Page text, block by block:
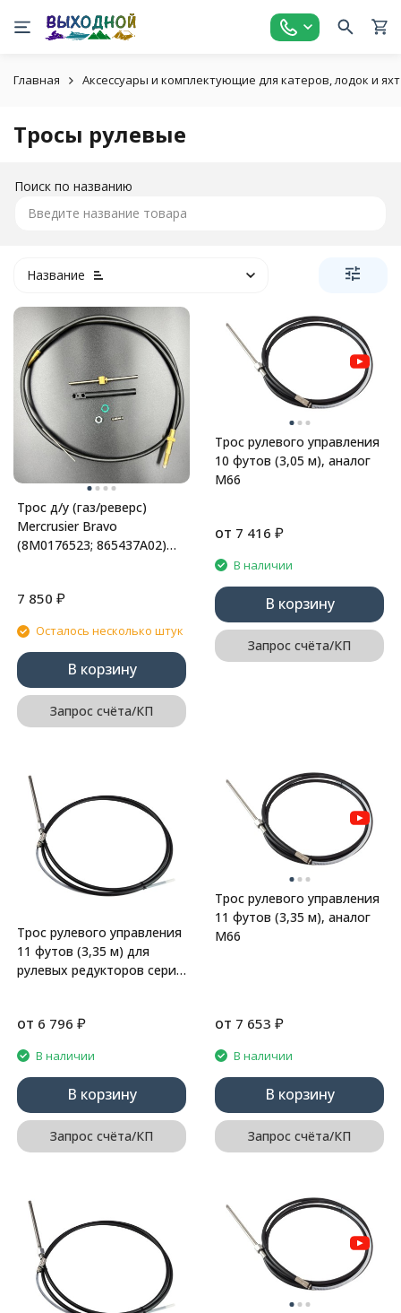
Главная Аксессуары и комплектующие для катеров, лодок и яхт
Тросы рулевые
Поиск по названию
Название
Трос д/у (газ/реверс)
Mercrusier Bravo
(8M0176523; 865437A02)
7 850 ₽
Осталось несколько штук
В корзину
Запрос счёта/КП
Трос рулевого управления
10 футов (3,05 м), аналог
М66
от 7 416 ₽
В наличии
В корзину
Запрос счёта/КП
Трос рулевого управления
11 футов (3,35 м) для
рулевых редукторов серии
от 6 796 ₽
В наличии
В корзину
Запрос счёта/КП
Трос рулевого управления
11 футов (3,35 м), аналог
М66
от 7 653 ₽
В наличии
В корзину
Запрос счёта/КП